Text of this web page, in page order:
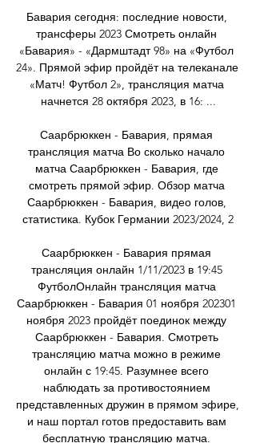
Бавария сегодня: последние новости,
трансферы 2023 Смотреть онлайн
«Бавария» - «Дармштадт 98» на «Футбол
24». Прямой эфир пройдёт на телеканале
«Матч! Футбол 2», трансляция матча
начнется 28 октября 2023, в 16: ...
Саарбрюккен - Бавария, прямая
трансляция матча Во сколько начало
матча Саарбрюккен - Бавария, где
смотреть прямой эфир. Обзор матча
Саарбрюккен - Бавария, видео голов,
статистика. Кубок Германии 2023/2024, 2
Саарбрюккен - Бавария прямая
трансляция онлайн 1/11/2023 в 19:45
ФутболОнлайн трансляция матча
Саарбрюккен - Бавария 01 ноября 202301
ноября 2023 пройдёт поединок между
Саарбрюккен - Бавария. Смотреть
трансляцию матча можно в режиме
онлайн с 19:45. Разумнее всего
наблюдать за противостоянием
представленных дружин в прямом эфире,
и наш портал готов предоставить вам
бесплатную трансляцию матча.